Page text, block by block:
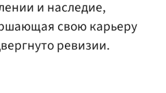
и наследие,
свою карьеру
ревизии.